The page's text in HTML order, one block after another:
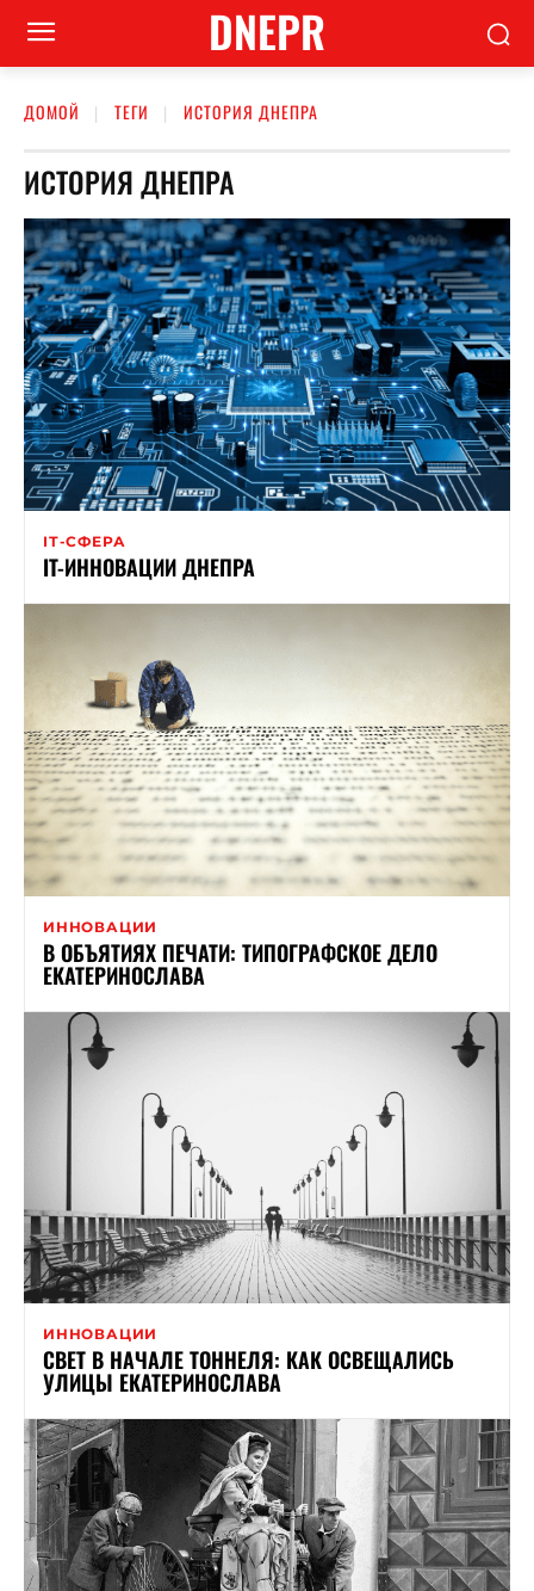
DNEPR
ДОМОЙ ТЕГИ ИСТОРИЯ ДНЕПРА
ИСТОРИЯ ДНЕПРА
ІТ-СФЕРА
IT-ИННОВАЦИИ ДНЕПРА
ИННОВАЦИИ
В ОБЪЯТИЯХ ПЕЧАТИ: ТИПОГРАФСКОЕ ДЕЛО
ЕКАТЕРИНОСЛАВА
ИННОВАЦИИ
СВЕТ В НАЧАЛЕ ТОННЕЛЯ: КАК ОСВЕЩАЛИСЬ
УЛИЦЫ ЕКАТЕРИНОСЛАВА